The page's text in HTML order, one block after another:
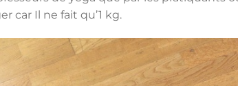
car Il ne fait qu’1 kg.